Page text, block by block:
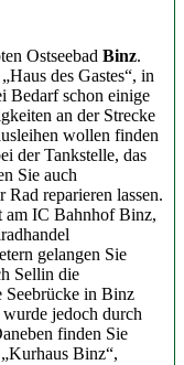
Ostseebad Binz.
des Gastes“, in
Bedarf schon einige
an der Strecke
wollen finden
der Tankstelle, das
Sie auch
reparieren lassen.
am IC Bahnhof Binz,
gelangen Sie
Sellin die
Seebrücke in Binz
jedoch durch
finden Sie
Binz“,